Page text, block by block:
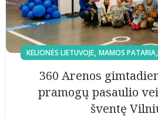
KELIONĖS LIETUVOJE, MAMOS PATARIA,
360 Arenos
pramogų pasaulio
šventę